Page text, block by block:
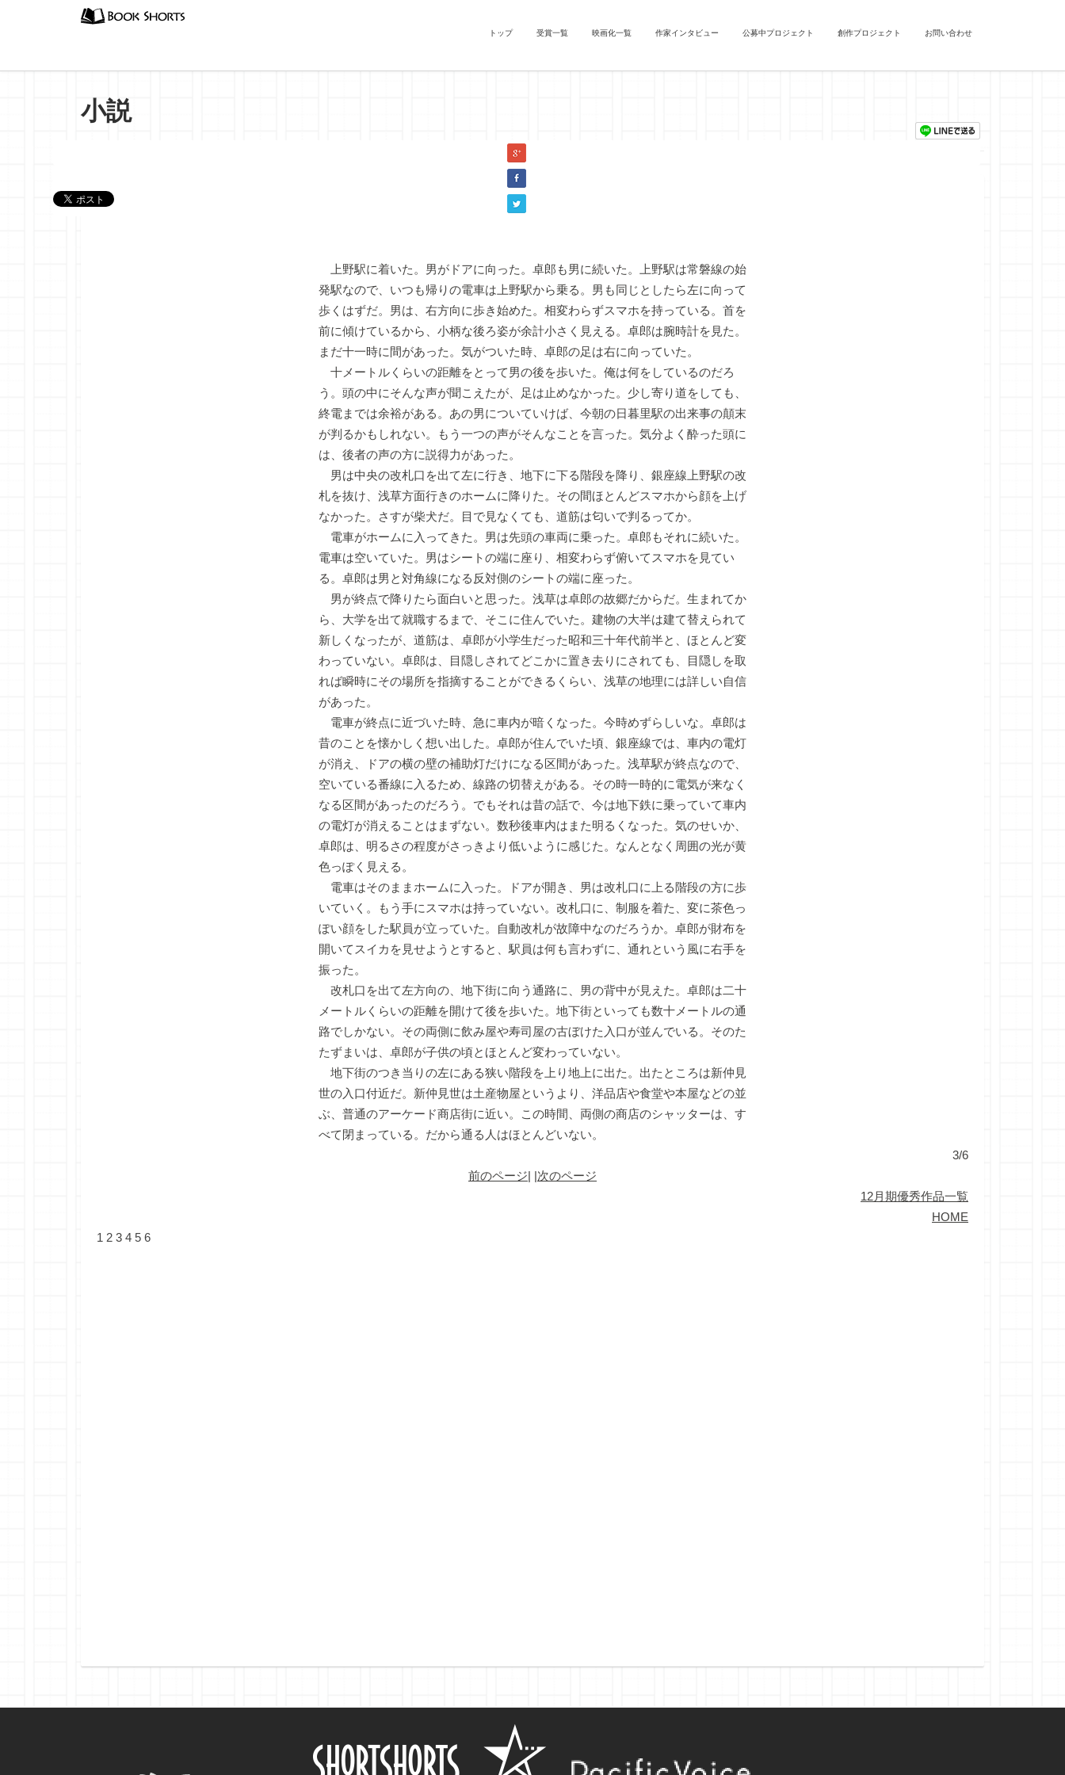
トップ 受賞一覧 映画化一覧 作家インタビュー 公募中プロジェクト 創作プロジェクト お問い合わせ
小説
『笑う男』矢澤準二（『猫町』萩原朔太郎）
上野駅に着いた。男がドアに向った。卓郎も男に続いた。上野駅は常磐線の始
発駅なので、いつも帰りの電車は上野駅から乗る。男も同じとしたら左に向って
歩くはずだ。男は、右方向に歩き始めた。相変わらずスマホを持っている。首を
前に傾けているから、小柄な後ろ姿が余計小さく見える。卓郎は腕時計を見た。
まだ十一時に間があった。気がついた時、卓郎の足は右に向っていた。
十メートルくらいの距離をとって男の後を歩いた。俺は何をしているのだろ
う。頭の中にそんな声が聞こえたが、足は止めなかった。少し寄り道をしても、
終電までは余裕がある。あの男についていけば、今朝の日暮里駅の出来事の顛末
が判るかもしれない。もう一つの声がそんなことを言った。気分よく酔った頭に
は、後者の声の方に説得力があった。
男は中央の改札口を出て左に行き、地下に下る階段を降り、銀座線上野駅の改
札を抜け、浅草方面行きのホームに降りた。その間ほとんどスマホから顔を上げ
なかった。さすが柴犬だ。目で見なくても、道筋は匂いで判るってか。
電車がホームに入ってきた。男は先頭の車両に乗った。卓郎もそれに続いた。
電車は空いていた。男はシートの端に座り、相変わらず俯いてスマホを見てい
る。卓郎は男と対角線になる反対側のシートの端に座った。
男が終点で降りたら面白いと思った。浅草は卓郎の故郷だからだ。生まれてか
ら、大学を出て就職するまで、そこに住んでいた。建物の大半は建て替えられて
新しくなったが、道筋は、卓郎が小学生だった昭和三十年代前半と、ほとんど変
わっていない。卓郎は、目隠しされてどこかに置き去りにされても、目隠しを取
れば瞬時にその場所を指摘することができるくらい、浅草の地理には詳しい自信
があった。
電車が終点に近づいた時、急に車内が暗くなった。今時めずらしいな。卓郎は
昔のことを懐かしく想い出した。卓郎が住んでいた頃、銀座線では、車内の電灯
が消え、ドアの横の壁の補助灯だけになる区間があった。浅草駅が終点なので、
空いている番線に入るため、線路の切替えがある。その時一時的に電気が来なく
なる区間があったのだろう。でもそれは昔の話で、今は地下鉄に乗っていて車内
の電灯が消えることはまずない。数秒後車内はまた明るくなった。気のせいか、
卓郎は、明るさの程度がさっきより低いように感じた。なんとなく周囲の光が黄
色っぽく見える。
電車はそのままホームに入った。ドアが開き、男は改札口に上る階段の方に歩
いていく。もう手にスマホは持っていない。改札口に、制服を着た、変に茶色っ
ぽい顔をした駅員が立っていた。自動改札が故障中なのだろうか。卓郎が財布を
開いてスイカを見せようとすると、駅員は何も言わずに、通れという風に右手を
振った。
改札口を出て左方向の、地下街に向う通路に、男の背中が見えた。卓郎は二十
メートルくらいの距離を開けて後を歩いた。地下街といっても数十メートルの通
路でしかない。その両側に飲み屋や寿司屋の古ぼけた入口が並んでいる。そのた
たずまいは、卓郎が子供の頃とほとんど変わっていない。
地下街のつき当りの左にある狭い階段を上り地上に出た。出たところは新仲見
世の入口付近だ。新仲見世は土産物屋というより、洋品店や食堂や本屋などの並
ぶ、普通のアーケード商店街に近い。この時間、両側の商店のシャッターは、す
べて閉まっている。だから通る人はほとんどいない。
3/6
前のページ| |次のページ
12月期優秀作品一覧
HOME
1 2 3 4 5 6